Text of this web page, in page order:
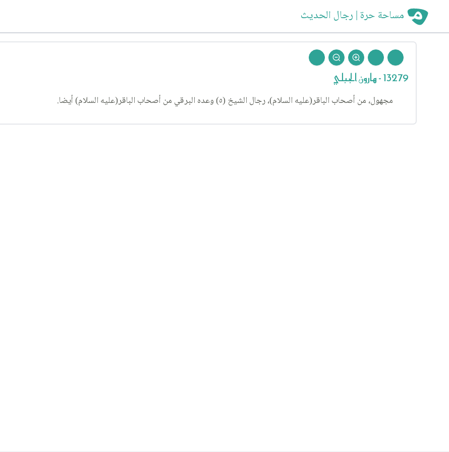
مساحة حرة | رجال الحديث
13279 - هارون الجبلي
مجهول، من أصحاب الباقر(عليه السلام)، رجال الشيخ (٥) وعده البرقي من أصحاب الباقر(عليه السلام) أيضا.